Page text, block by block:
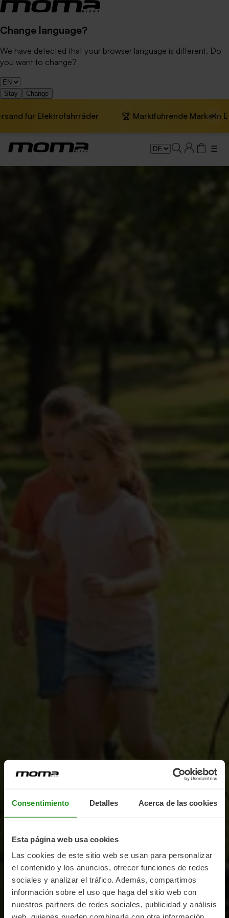
Consentimiento Detalles Acerca de las cookies
Esta página web usa cookies
Las cookies de este sitio web se usan para personalizar
el contenido y los anuncios, ofrecer funciones de redes
sociales y analizar el tráfico. Además, compartimos
información sobre el uso que haga del sitio web con
nuestros partners de redes sociales, publicidad y análisis
Change language?
We have detected that your browser language is different. Do
you want to change?
Stay Change
Elektrofahrräder 🏆 Marktführende Marke in Europa
×
☰